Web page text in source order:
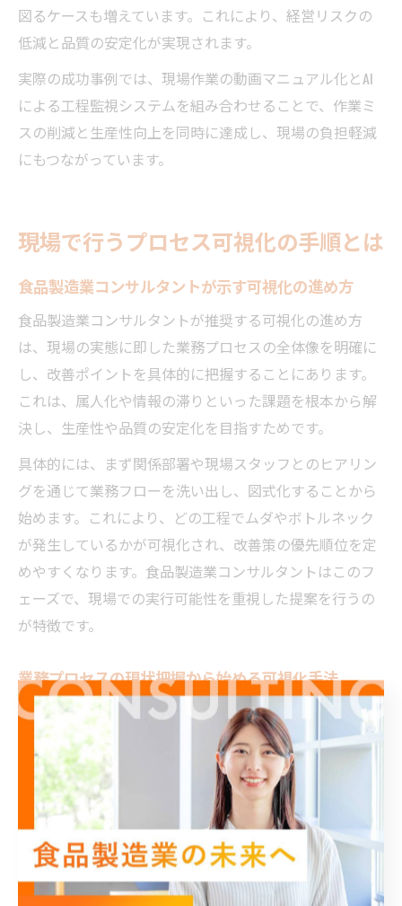
図るケースも増えています。これにより、経営リスクの
低減と品質の安定化が実現されます。
実際の成功事例では、現場作業の動画マニュアル化とAI
による工程監視システムを組み合わせることで、作業ミ
スの削減と生産性向上を同時に達成し、現場の負担軽減
にもつながっています。
現場で行うプロセス可視化の手順とは
食品製造業コンサルタントが示す可視化の進め方
食品製造業コンサルタントが推奨する可視化の進め方
は、現場の実態に即した業務プロセスの全体像を明確に
し、改善ポイントを具体的に把握することにあります。
これは、属人化や情報の滞りといった課題を根本から解
決し、生産性や品質の安定化を目指すためです。
具体的には、まず関係部署や現場スタッフとのヒアリン
グを通じて業務フローを洗い出し、図式化することから
始めます。これにより、どの工程でムダやボトルネック
が発生しているかが可視化され、改善策の優先順位を定
めやすくなります。食品製造業コンサルタントはこのフ
ェーズで、現場での実行可能性を重視した提案を行うの
が特徴です。
業務プロセスの現状把握から始める可視化手法
業務プロセスの可視化は、現状把握が出発点となりま
す。現場の作業内容や情報の流れ、使用しているツール
やシステムを詳細に調査し、現状の問題点や改善余地を
明らかにすることが重要です。これにより、改善対象の
優先順位付けが可能となります。
例えば、作業時間の計測や作業手順の動画撮影、スタッ
フへのアンケート調査を組み合わせることで、属人化し